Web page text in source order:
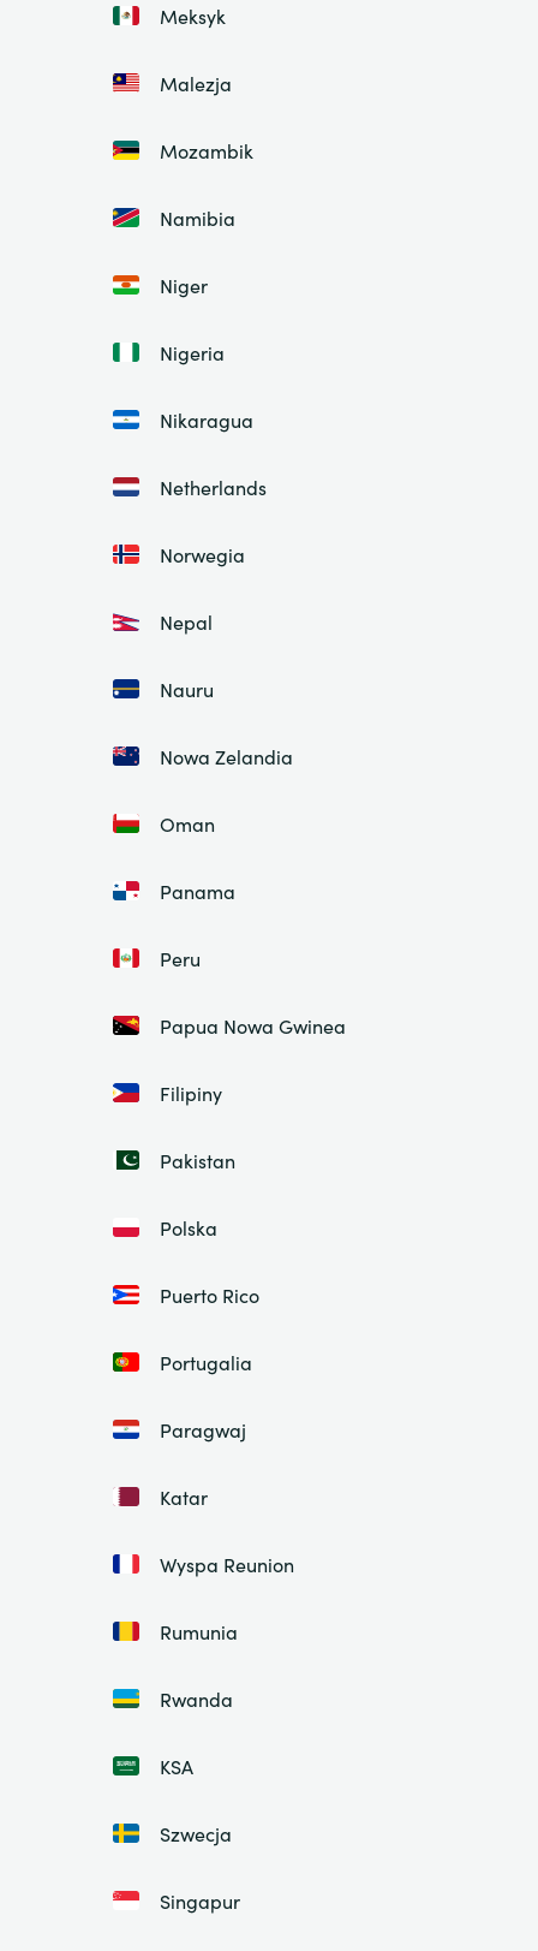
Meksyk
Malezja
Mozambik
Namibia
Niger
Nigeria
Nikaragua
Netherlands
Norwegia
Nepal
Nauru
Nowa Zelandia
Oman
Panama
Peru
Papua Nowa Gwinea
Filipiny
Pakistan
Polska
Puerto Rico
Portugalia
Paragwaj
Katar
Wyspa Reunion
Rumunia
Rwanda
KSA
Szwecja
Singapur